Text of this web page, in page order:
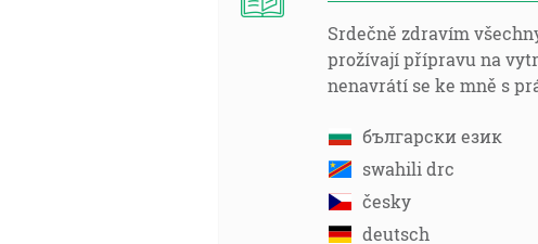
Srdečně zdravím
prožívají přípravu na
nenavrátí se ke mně s
български език
swahili drc
česky
deutsch